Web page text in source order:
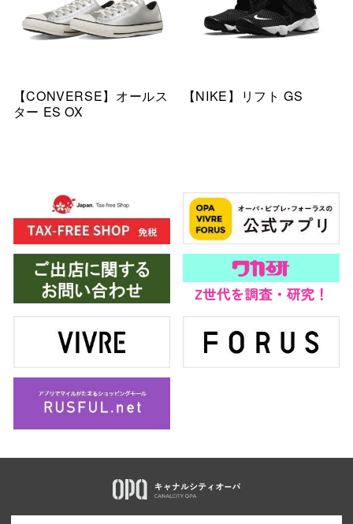
【CONVERSE】オールス
ター ES OX
【NIKE】リフト GS